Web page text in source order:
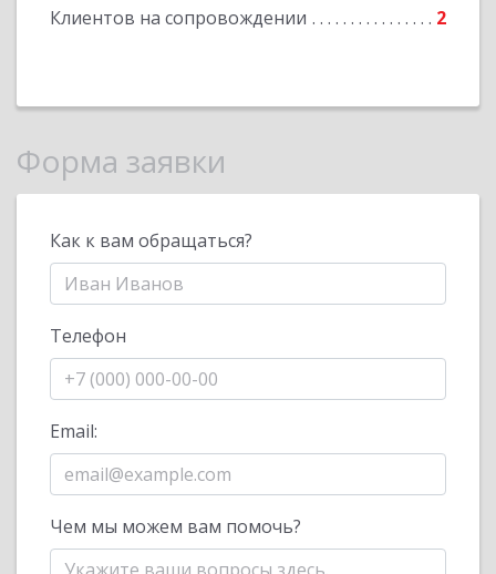
Клиентов на сопровождении
2
Форма заявки
Как к вам обращаться?
Телефон
Email:
Чем мы можем вам помочь?